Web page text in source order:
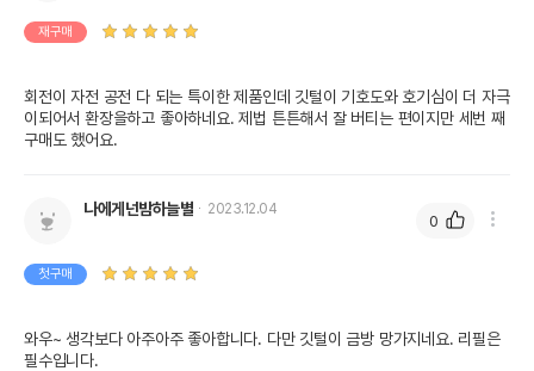
재구매
회전이 자전 공전 다 되는 특이한 제품인데 깃털이 기호도와 호기심이 더 자극
이되어서 환장을하고 좋아하네요. 제법 튼튼해서 잘 버티는 편이지만 세번 째
구매도 했어요.
나에게넌밤하늘별 2023.12.04
첫구매
와우~ 생각보다 아주아주 좋아합니다. 다만 깃털이 금방 망가지네요. 리필은
필수입니다.
0